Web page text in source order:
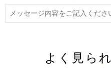
よく見ら